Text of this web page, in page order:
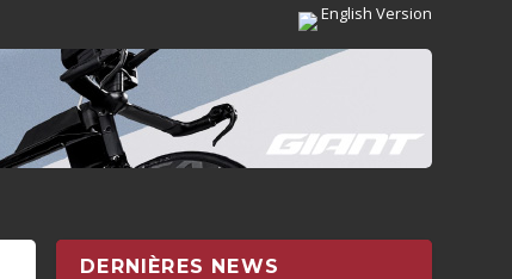
English Version
DERNIÈRES NEWS